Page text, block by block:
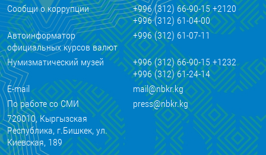
Сообщи о коррупции
+996 (312) 66-90-15 +2120
+996 (312) 61-04-00
Автоинформатор
официальных курсов валют
+996 (312) 61-07-11
Нумизматический музей
+996 (312) 66-90-15 +1232
+996 (312) 61-24-14
E-mail
mail@nbkr.kg
По работе со СМИ
press@nbkr.kg
720010, Кыргызская
Республика, г.Бишкек, ул.
Киевская, 189